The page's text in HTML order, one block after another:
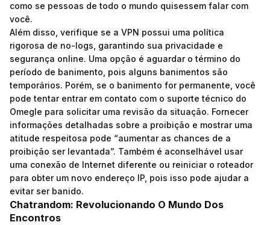
como se pessoas de todo o mundo quisessem falar com
você.
Além disso, verifique se a ⁤VPN possui uma política
rigorosa de ⁤no-logs, garantindo sua privacidade e
segurança online. Uma opção é aguardar o término do
período de banimento, pois alguns banimentos são
temporários. Porém, se o banimento for permanente, você
pode tentar entrar em contato com o suporte técnico do
Omegle para solicitar uma revisão da situação. Fornecer
informações detalhadas sobre a proibição e mostrar uma
atitude respeitosa pode “aumentar as chances de a
proibição ser levantada”. ‌Também é aconselhável usar
uma conexão de Internet diferente⁤ ou reiniciar o roteador
para obter um novo endereço IP, pois isso pode ajudar a
evitar ser banido.
Chatrandom: Revolucionando O Mundo Dos
Encontros